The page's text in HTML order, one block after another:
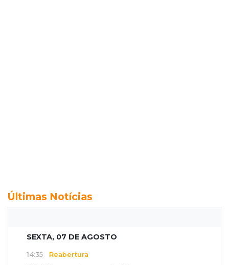
Últimas Notícias
SEXTA, 07 DE AGOSTO
14:35 Reabertura